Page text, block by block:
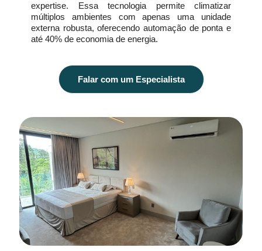
expertise. Essa tecnologia permite climatizar
múltiplos ambientes com apenas uma unidade
externa robusta, oferecendo automação de ponta e
até 40% de economia de energia.
Falar com um Especialista